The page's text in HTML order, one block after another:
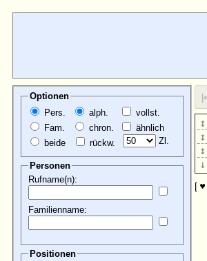
Optionen
Pers.
Fam.
beide
alph.
chron.
rückw.
vollst.
ähnlich
Zl.
Personen
Rufname(n):
Familienname:
Positionen
↕
↕
↕
↓
[ ♥